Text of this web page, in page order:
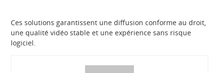
Ces solutions garantissent une diffusion conforme au droit,
une qualité vidéo stable et une expérience sans risque
logiciel.